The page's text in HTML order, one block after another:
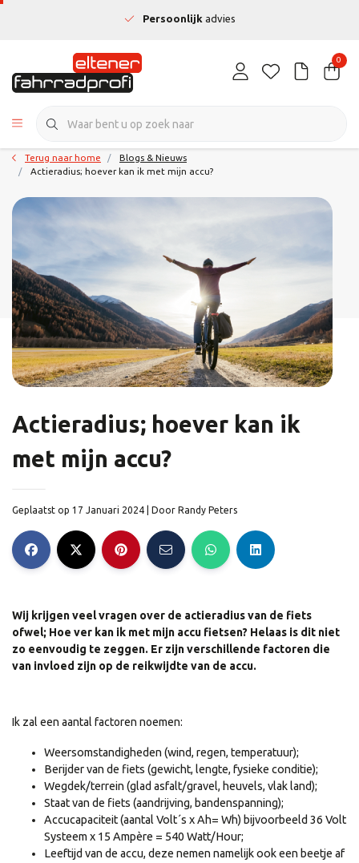
Persoonlijkadvies
0
Terug naar home
Blogs & Nieuws
Actieradius; hoever kan ik met mijn accu?
Actieradius; hoever kan ik
met mijn accu?
Geplaatst op 17 Januari 2024 | Door Randy Peters
Wij krijgen veel vragen over de actieradius van de fiets
ofwel; Hoe ver kan ik met mijn accu fietsen? Helaas is dit niet
zo eenvoudig te zeggen. Er zijn verschillende factoren die
van invloed zijn op de reikwijdte van de accu.
Ik zal een aantal factoren noemen:
Weersomstandigheden (wind, regen, temperatuur);
Berijder van de fiets (gewicht, lengte, fysieke conditie);
Wegdek/terrein (glad asfalt/gravel, heuvels, vlak land);
Staat van de fiets (aandrijving, bandenspanning);
Accucapaciteit (aantal Volt´s x Ah= Wh) bijvoorbeeld 36 Volt
Systeem x 15 Ampère = 540 Watt/Hour;
Leeftijd van de accu, deze nemen namelijk ook een beetje af